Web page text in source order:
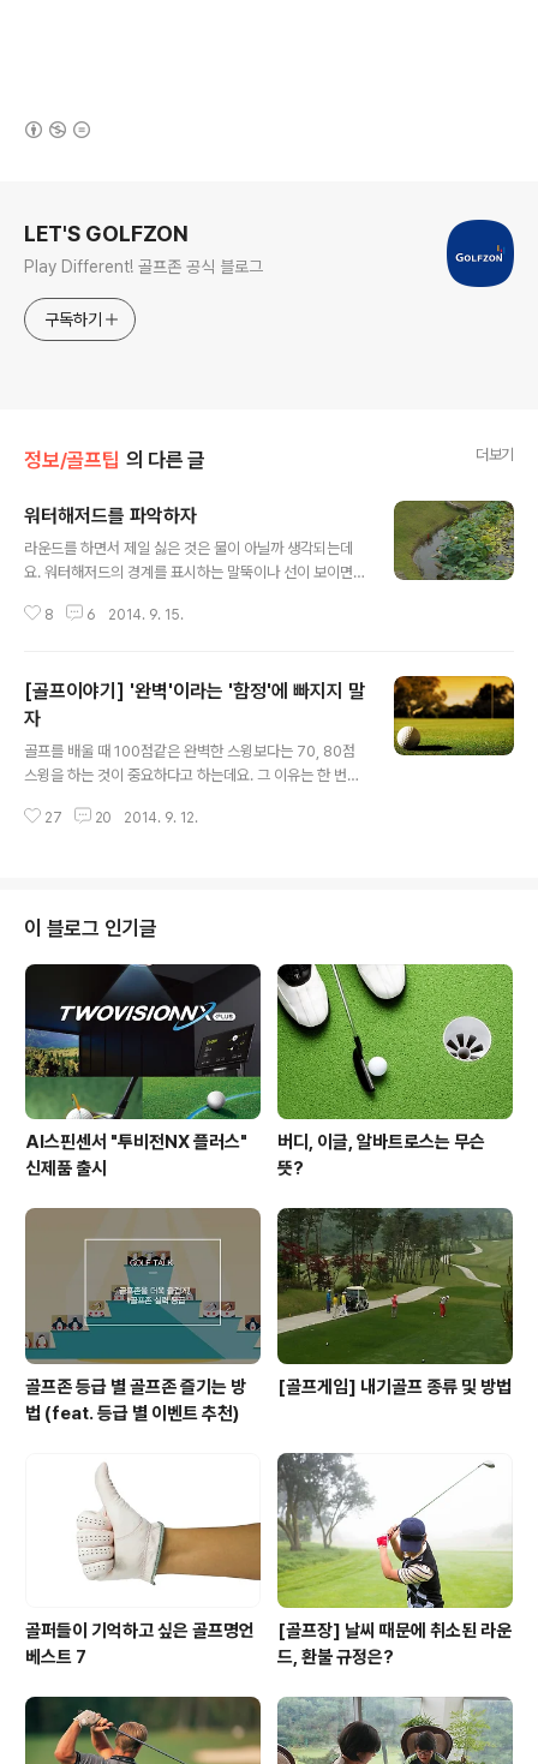
LET'S GOLFZON
Play Different! 골프존 공식 블로그
구독하기
정보/골프팁 의 다른 글 더보기
워터해저드를 파악하자
라운드를 하면서 제일 싫은 것은 물이 아닐까 생각되는데
요. 워터해저드의 경계를 표시하는 말뚝이나 선이 보이면
하는데 이 두 가지가 다 있을 경우에는 선이 우선이라고 해
요 워터해저드 말뚝? 워터해저드는 노란 말뚝, 래터럴 워터
해저드는 빨간 말뚝으로 표시하고 있어요. 노란 말뚝으로
된 워터해저드에 볼이 빠지면 1벌타 후 볼이 해저드 경계선
으로 넘어간 지점과 홀을 연결하는 선상에 드롭하고 칠 수
워터해저드 처리 옵션 외에 볼이 해저드 경계선을 넘은 지
8 6 2014. 9. 15.
[골프이야기] '완벽'이라는 '함정'에 빠지지 말
자
골프를 배울 때 100점같은 완벽한 스윙보다는 70, 80점
스윙을 하는 것이 중요하다고 하는데요. 그 이유는 한 번의
죠. 하지만 완벽하진 않아도 일관된 스윙을 매번 한다면 오
완벽이라는 함정에 빠지지 말자 골프를 치게 된 기간이 길
어지고 나의 스윙이 완벽하게 습득했다고 생각한다면 라운
드 할 때 완벽하게 모든 것을 발휘하려고 지나치게 무리하
는 경우가 있어요. 그렇게 완벽주의자가 되려고 노력한다
면 오히려 결과는 더 나빠지게 되고 원하는 샷을 보여줄 수
없게 되는데요. 완벽하다는 이야기를..
27 20 2014. 9. 12.
이 블로그 인기글
AI스핀센서 "투비전NX 플러스"
신제품 출시
버디, 이글, 알바트로스는 무슨
뜻?
골프존 등급 별 골프존 즐기는 방
법 (feat. 등급 별 이벤트 추천)
[골프게임] 내기골프 종류 및 방법
골퍼들이 기억하고 싶은 골프명언
베스트 7
[골프장] 날씨 때문에 취소된 라운
드, 환불 규정은?